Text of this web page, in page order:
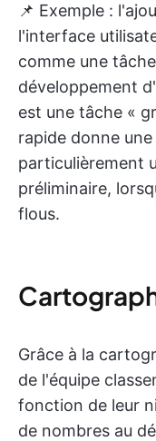
📌 Exemple :
l'interface
comme une
développement
est une tâche «
rapide donne
particulièrement
préliminaire,
flous.
Grâce à la
de l'équipe
fonction de leur
de nombres au